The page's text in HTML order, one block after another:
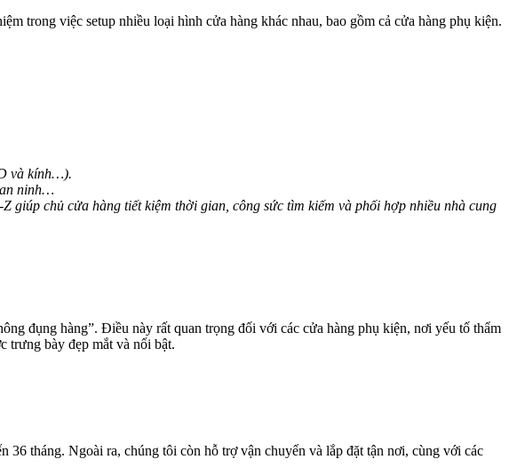
trong việc setup nhiều loại hình cửa hàng khác nhau, bao gồm cả cửa hàng phụ kiện.
và kính…).
an ninh…
giúp chủ cửa hàng tiết kiệm thời gian, công sức tìm kiếm và phối hợp nhiều nhà cung
đụng hàng”. Điều này rất quan trọng đối với các cửa hàng phụ kiện, nơi yếu tố thẩm
trưng bày đẹp mắt và nổi bật.
36 tháng. Ngoài ra, chúng tôi còn hỗ trợ vận chuyển và lắp đặt tận nơi, cùng với các